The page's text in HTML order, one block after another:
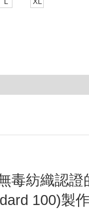
毒紡織認證
100)製